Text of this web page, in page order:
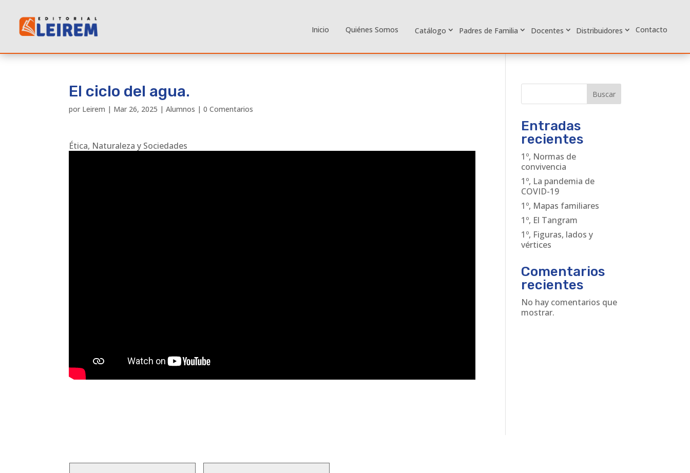
Inicio Quiénes Somos Catálogo Padres de Familia Docentes Distribuidores Contacto
El ciclo del agua.
por Leirem | Mar 26, 2025 |Alumnos |0 Comentarios
Ética, Naturaleza y Sociedades
Buscar
Entradas
recientes
1º, Normas de
convivencia
1º, La pandemia de
COVID-19
1º, Mapas familiares
1º, El Tangram
1º, Figuras, lados y
vértices
Comentarios
recientes
No hay comentarios que
mostrar.